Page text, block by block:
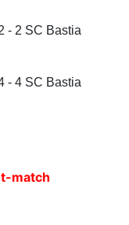
- 2 SC Bastia
- 4 SC Bastia
match